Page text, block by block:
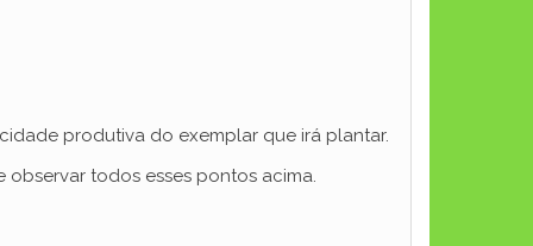
produtiva do exemplar que irá plantar.
todos esses pontos acima.